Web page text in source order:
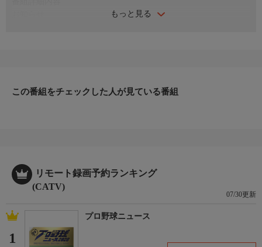
もっと見る
＊ライブ放送につき、番組および商品内容に変更が生じる場合も
この番組をチェックした人が見ている番組
リモート録画予約ランキング
(CATV)
07/30更新
1
プロ野球ニュース